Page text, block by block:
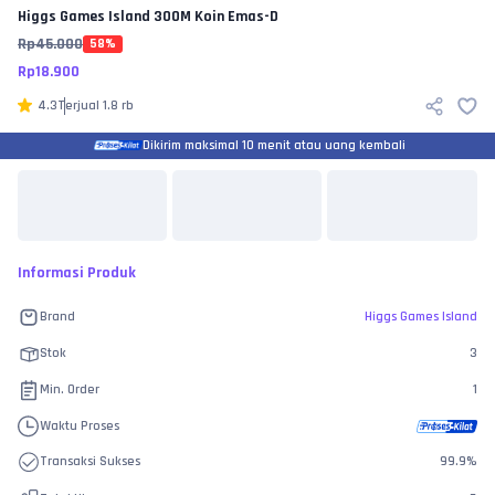
Higgs Games Island 300M Koin Emas-D
Rp45.000 58%
Rp18.900
4.3Terjual 1.8 rb
Dikirim maksimal 10 menit atau uang kembali
Informasi Produk
Brand Higgs Games Island
Stok 3
Min. Order 1
Waktu Proses
Transaksi Sukses 99.9%